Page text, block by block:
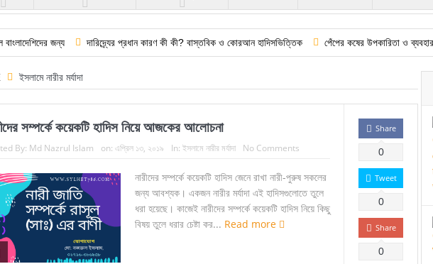
জন্য দারিদ্র্যের প্রধান কারণ কী কী? বাস্তবিক ও কোরআন হাদিসভিত্তিক পেঁপের কষের উপকারিতা ও ব্যবহার করার কৌশল
ইসলামে নারীর মর্যাদা
সম্পর্কে কয়েকটি হাদিস নিয়ে আজকের আলোচনা
By: Md Nazrul Islam on: এপ্রিল ১৩, ২০১৯ In: ইসলামে নারীর মর্যাদা No Comments
নারীদের সম্পর্কে কয়েকটি হাদিস জেনে রাখা নারী-পুরুষ সকলের
জন্য আবশ্যক। একজন নারীর মর্যাদা এই হাদিসগুলোতে তুলে
ধরা হয়েছে। কাজেই নারীদের সম্পর্কে কয়েকটি হাদিস নিয়ে কিছু
বিষয় তুলে ধরার চেষ্টা কর... Read more
Share
0
Tweet
0
Share
0